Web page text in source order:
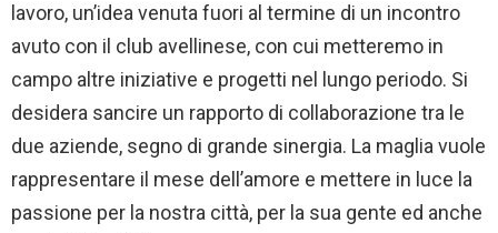
lavoro, un’idea venuta fuori al termine di un incontro
avuto con il club avellinese, con cui metteremo in
campo altre iniziative e progetti nel lungo periodo. Si
desidera sancire un rapporto di collaborazione tra le
due aziende, segno di grande sinergia. La maglia vuole
rappresentare il mese dell’amore e mettere in luce la
passione per la nostra città, per la sua gente ed anche